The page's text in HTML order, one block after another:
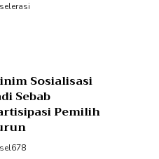
Sosialisasi
Sebab
Pemilih